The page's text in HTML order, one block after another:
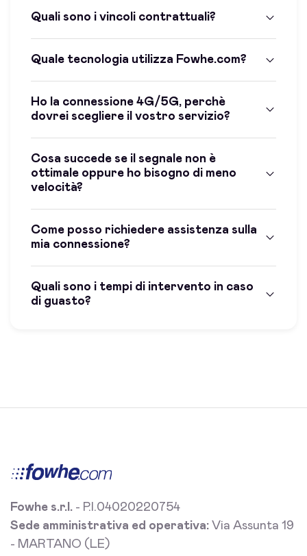
Quali sono i vincoli contrattuali?
Quale tecnologia utilizza Fowhe.com?
Ho la connessione 4G/5G, perchè
dovrei scegliere il vostro servizio?
Cosa succede se il segnale non è
ottimale oppure ho bisogno di meno
velocità?
Come posso richiedere assistenza sulla
mia connessione?
Quali sono i tempi di intervento in caso
di guasto?
Fowhe s.r.l. - P.I.04020220754
Sede amministrativa ed operativa: Via Assunta 19
- MARTANO (LE)